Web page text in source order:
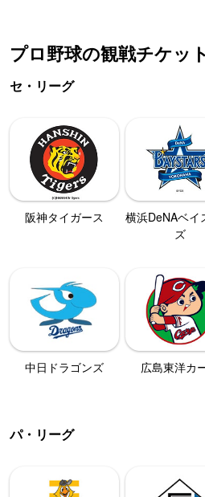
プロ野球の観戦チケット
セ・リーグ
阪神タイガース
横浜DeNAベイ
ズ
中日ドラゴンズ 広島東洋カ
パ・リーグ